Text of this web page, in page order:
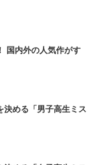
国内外の人気作がす
決める「男子高生ミス